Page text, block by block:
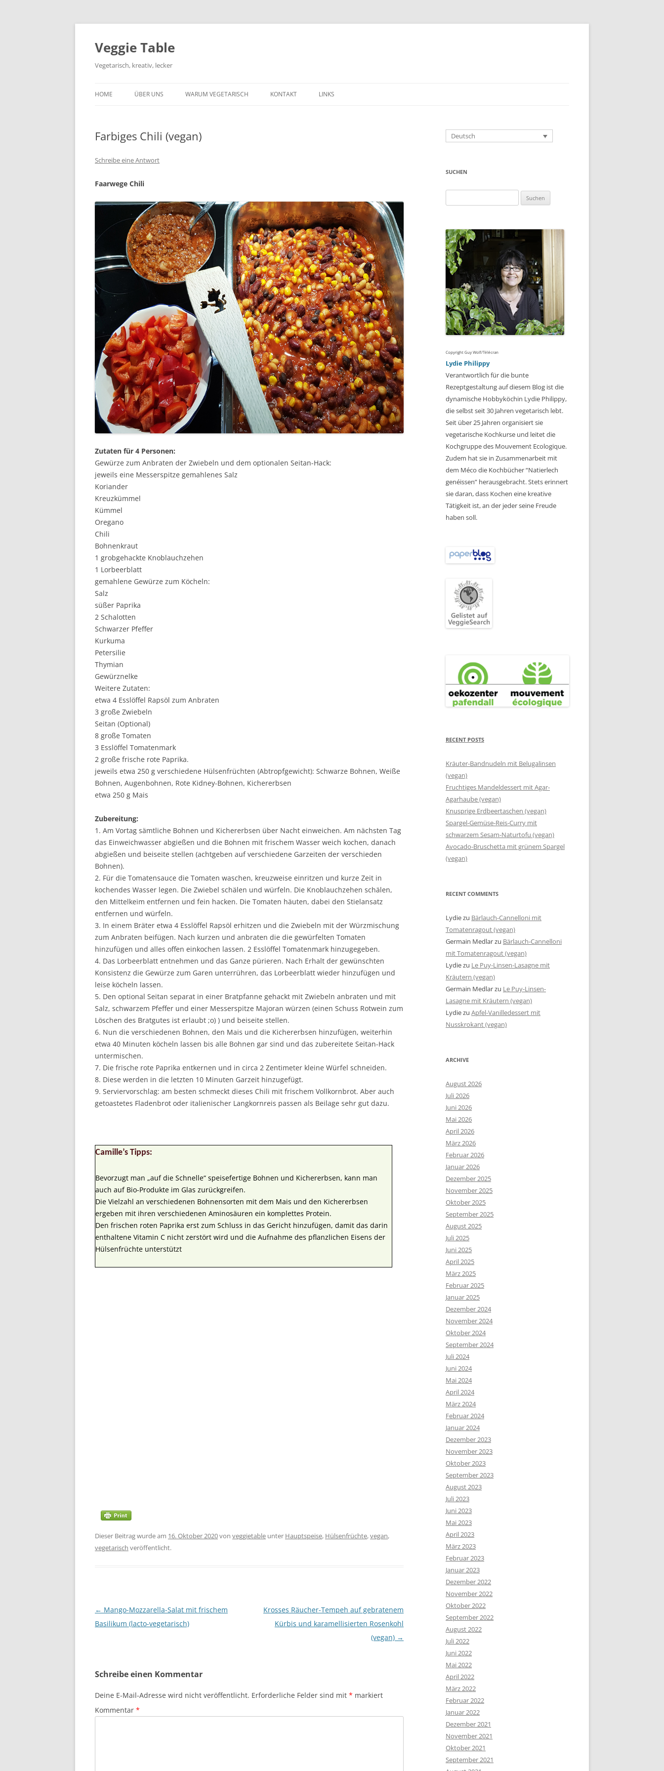
Zum
Veggie Table
Vegetarisch, kreativ, lecker
HOME ÜBER UNS WARUM VEGETARISCH KONTAKT LINKS
Farbiges Chili (vegan)
Schreibe eine Antwort
Faarwege Chili
Zutaten für 4 Personen:
Gewürze zum Anbraten der Zwiebeln und dem optionalen Seitan-Hack:
jeweils eine Messerspitze gemahlenes Salz
Koriander
Kreuzkümmel
Kümmel
Oregano
Chili
Bohnenkraut
1 grobgehackte Knoblauchzehen
1 Lorbeerblatt
gemahlene Gewürze zum Köcheln:
Salz
süßer Paprika
2 Schalotten
Schwarzer Pfeffer
Kurkuma
Petersilie
Thymian
Gewürznelke
Weitere Zutaten:
etwa 4 Esslöffel Rapsöl zum Anbraten
3 große Zwiebeln
Seitan (Optional)
8 große Tomaten
3 Esslöffel Tomatenmark
2 große frische rote Paprika.
jeweils etwa 250 g verschiedene Hülsenfrüchten (Abtropfgewicht): Schwarze Bohnen, Weiße
Bohnen, Augenbohnen, Rote Kidney-Bohnen, Kichererbsen
etwa 250 g Mais
Zubereitung:
1. Am Vortag sämtliche Bohnen und Kichererbsen über Nacht einweichen. Am nächsten Tag
das Einweichwasser abgießen und die Bohnen mit frischem Wasser weich kochen, danach
abgießen und beiseite stellen (achtgeben auf verschiedene Garzeiten der verschieden
Bohnen).
2. Für die Tomatensauce die Tomaten waschen, kreuzweise einritzen und kurze Zeit in
kochendes Wasser legen. Die Zwiebel schälen und würfeln. Die Knoblauchzehen schälen,
den Mittelkeim entfernen und fein hacken. Die Tomaten häuten, dabei den Stielansatz
entfernen und würfeln.
3. In einem Bräter etwa 4 Esslöffel Rapsöl erhitzen und die Zwiebeln mit der Würzmischung
zum Anbraten beifügen. Nach kurzen und anbraten die die gewürfelten Tomaten
hinzufügen und alles offen einkochen lassen. 2 Esslöffel Tomatenmark hinzugegeben.
4. Das Lorbeerblatt entnehmen und das Ganze pürieren. Nach Erhalt der gewünschten
Konsistenz die Gewürze zum Garen unterrühren, das Lorbeerblatt wieder hinzufügen und
leise köcheln lassen.
5. Den optional Seitan separat in einer Bratpfanne gehackt mit Zwiebeln anbraten und mit
Salz, schwarzem Pfeffer und einer Messerspitze Majoran würzen (einen Schuss Rotwein zum
Löschen des Bratgutes ist erlaubt ;o) ) und beiseite stellen.
6. Nun die verschiedenen Bohnen, den Mais und die Kichererbsen hinzufügen, weiterhin
etwa 40 Minuten köcheln lassen bis alle Bohnen gar sind und das zubereitete Seitan-Hack
untermischen.
7. Die frische rote Paprika entkernen und in circa 2 Zentimeter kleine Würfel schneiden.
8. Diese werden in die letzten 10 Minuten Garzeit hinzugefügt.
9. Serviervorschlag: am besten schmeckt dieses Chili mit frischem Vollkornbrot. Aber auch
getoastetes Fladenbrot oder italienischer Langkornreis passen als Beilage sehr gut dazu.
Camille’s Tipps:
Bevorzugt man „auf die Schnelle“ speisefertige Bohnen und Kichererbsen, kann man
auch auf Bio-Produkte im Glas zurückgreifen.
Die Vielzahl an verschiedenen Bohnensorten mit dem Mais und den Kichererbsen
ergeben mit ihren verschiedenen Aminosäuren ein komplettes Protein.
Den frischen roten Paprika erst zum Schluss in das Gericht hinzufügen, damit das darin
enthaltene Vitamin C nicht zerstört wird und die Aufnahme des pflanzlichen Eisens der
Hülsenfrüchte unterstützt
Dieser Beitrag wurde am 16. Oktober 2020von veggietable unter Hauptspeise, Hülsenfrüchte,vegan,
vegetarisch veröffentlicht.
Beitragsnavigation
← Mango-Mozzarella-Salat mit frischem
Basilikum (lacto-vegetarisch)
Krosses Räucher-Tempeh auf gebratenem
Kürbis und karamellisierten Rosenkohl
(vegan) →
Schreibe einen Kommentar
Deine E-Mail-Adresse wird nicht veröffentlicht. Erforderliche Felder sind mit * markiert
Kommentar *
Deutsch
SUCHEN
nach:
Copyright Guy Wolf/Télécran
Lydie Philippy
Verantwortlich für die bunte
Rezeptgestaltung auf diesem Blog ist die
dynamische Hobbyköchin Lydie Philippy,
die selbst seit 30 Jahren vegetarisch lebt.
Seit über 25 Jahren organisiert sie
vegetarische Kochkurse und leitet die
Kochgruppe des Mouvement Ecologique.
Zudem hat sie in Zusammenarbeit mit
dem Méco die Kochbücher “Natierlech
genéissen” herausgebracht. Stets erinnert
sie daran, dass Kochen eine kreative
Tätigkeit ist, an der jeder seine Freude
haben soll.
RECENT POSTS
Kräuter-Bandnudeln mit Belugalinsen
(vegan)
Fruchtiges Mandeldessert mit Agar-
Agarhaube (vegan)
Knusprige Erdbeertaschen (vegan)
Spargel-Gemüse-Reis-Curry mit
schwarzem Sesam-Naturtofu (vegan)
Avocado-Bruschetta mit grünem Spargel
(vegan)
RECENT COMMENTS
Lydiezu Bärlauch-Cannelloni mit
Tomatenragout (vegan)
Germain Medlarzu Bärlauch-Cannelloni
mit Tomatenragout (vegan)
Lydiezu Le Puy-Linsen-Lasagne mit
Kräutern (vegan)
Germain Medlarzu Le Puy-Linsen-
Lasagne mit Kräutern (vegan)
Lydiezu Apfel-Vanilledessert mit
Nusskrokant (vegan)
ARCHIVE
August 2026
Juli 2026
Juni 2026
Mai 2026
April 2026
März 2026
Februar 2026
Januar 2026
Dezember 2025
November 2025
Oktober 2025
September 2025
August 2025
Juli 2025
Juni 2025
April 2025
März 2025
Februar 2025
Januar 2025
Dezember 2024
November 2024
Oktober 2024
September 2024
Juli 2024
Juni 2024
Mai 2024
April 2024
März 2024
Februar 2024
Januar 2024
Dezember 2023
November 2023
Oktober 2023
September 2023
August 2023
Juli 2023
Juni 2023
Mai 2023
April 2023
März 2023
Februar 2023
Januar 2023
Dezember 2022
November 2022
Oktober 2022
September 2022
August 2022
Juli 2022
Juni 2022
Mai 2022
April 2022
März 2022
Februar 2022
Januar 2022
Dezember 2021
November 2021
Oktober 2021
September 2021